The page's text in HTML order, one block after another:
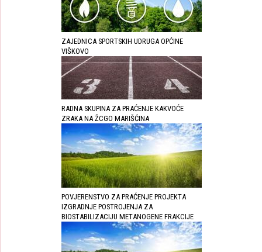
ZAJEDNICA SPORTSKIH UDRUGA OPĆINE
VIŠKOVO
RADNA SKUPINA ZA PRAĆENJE KAKVOĆE
ZRAKA NA ŽCGO MARIŠĆINA
POVJERENSTVO ZA PRAĆENJE PROJEKTA
IZGRADNJE POSTROJENJA ZA
BIOSTABILIZACIJU METANOGENE FRAKCIJE